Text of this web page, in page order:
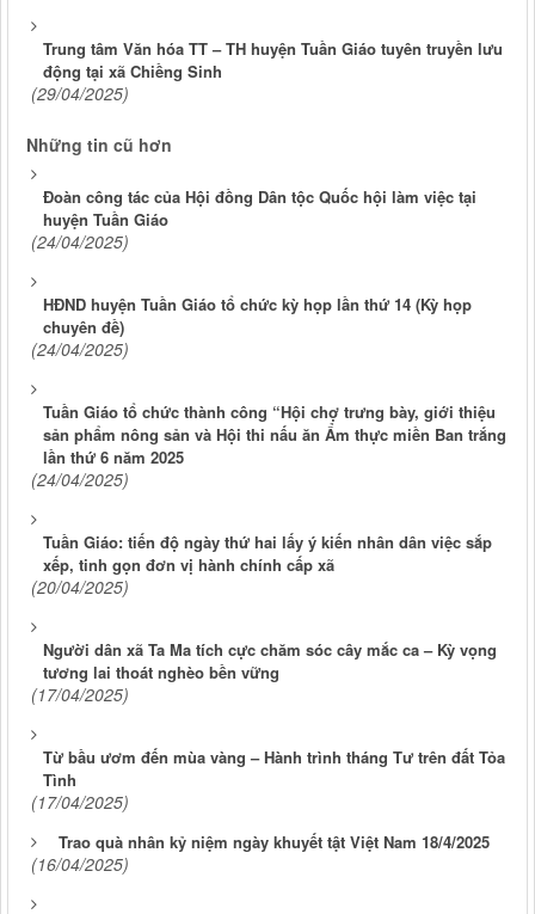
Trung tâm Văn hóa TT – TH huyện Tuần Giáo tuyên truyền lưu
động tại xã Chiềng Sinh
(29/04/2025)
Những tin cũ hơn
Đoàn công tác của Hội đồng Dân tộc Quốc hội làm việc tại
huyện Tuần Giáo
(24/04/2025)
HĐND huyện Tuần Giáo tổ chức kỳ họp lần thứ 14 (Kỳ họp
chuyên đề)
(24/04/2025)
Tuần Giáo tổ chức thành công “Hội chợ trưng bày, giới thiệu
sản phẩm nông sản và Hội thi nấu ăn Ẩm thực miền Ban trắng
lần thứ 6 năm 2025
(24/04/2025)
Tuần Giáo: tiến độ ngày thứ hai lấy ý kiến nhân dân việc sắp
xếp, tinh gọn đơn vị hành chính cấp xã
(20/04/2025)
Người dân xã Ta Ma tích cực chăm sóc cây mắc ca – Kỳ vọng
tương lai thoát nghèo bền vững
(17/04/2025)
Từ bầu ươm đến mùa vàng – Hành trình tháng Tư trên đất Tỏa
Tình
(17/04/2025)
Trao quà nhân kỷ niệm ngày khuyết tật Việt Nam 18/4/2025
(16/04/2025)